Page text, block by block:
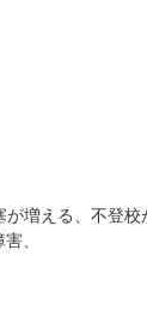
増える、不登校
、